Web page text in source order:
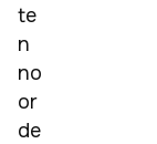
te
n
no
or
de